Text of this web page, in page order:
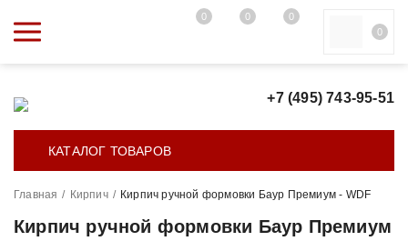
0 0
0
0
+7 (495) 743-95-51
КАТАЛОГ ТОВАРОВ
Главная / Кирпич / Кирпич ручной формовки Баур Премиум - WDF
Кирпич ручной формовки Баур Премиум